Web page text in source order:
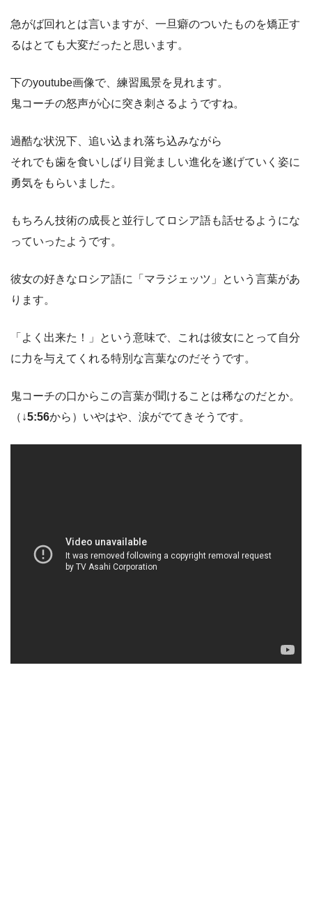
急がば回れとは言いますが、一旦癖のついたものを矯正す
るはとても大変だったと思います。
下のyoutube画像で、練習風景を見れます。
鬼コーチの怒声が心に突き刺さるようですね。
過酷な状況下、追い込まれ落ち込みながら
それでも歯を食いしばり目覚ましい進化を遂げていく姿に
勇気をもらいました。
もちろん技術の成長と並行してロシア語も話せるようにな
っていったようです。
彼女の好きなロシア語に「マラジェッツ」という言葉があ
ります。
「よく出来た！」という意味で、これは彼女にとって自分
に力を与えてくれる特別な言葉なのだそうです。
鬼コーチの口からこの言葉が聞けることは稀なのだとか。
（↓5:56から）いやはや、涙がでてきそうです。